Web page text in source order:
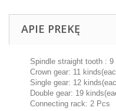
APIE PREKĘ
Spindle straight tooth : 9
Crown gear: 11
Single gear: 12
Double gear: 19
Connecting rack: 2 Pcs